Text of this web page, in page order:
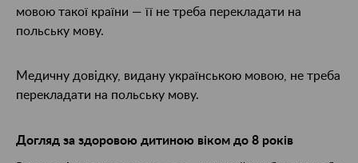
мовою такої країни — її не треба перекладати на
польську мову.
Медичну довідку, видану українською мовою, не треба
перекладати на польську мову.
Догляд за здоровою дитиною віком до 8 років